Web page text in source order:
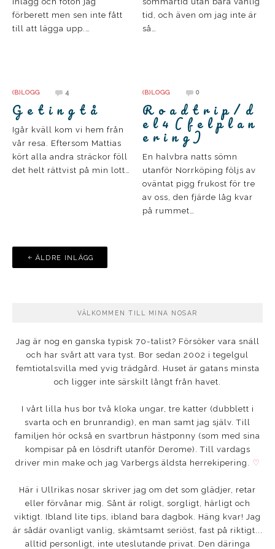
förberett men sen inte fått
till att lägga upp.…
tid, och även om jag inte är
så…
(B)LOGG 4
G e t i n g t å
Igår kväll kom vi hem från
vår resa. Eftersom Mattias
kört alla andra sträckor föll
det helt rättvist på min lott…
(B)LOGG 0
R o a d t r i p / d
e l 4 ( f e l p l a n
e r i n g )
En halvbra natts sömn
utanför Norrköping följs av
oväntat pigg frukost för tre
av oss, den fjärde låg kvar
på rummet…
Inläggsnavigering
ÄLDRE INLÄGG
VÄLKOMMEN TILL MINA NOSAR
Jag är nog en ganska typisk 70-talist? Försöker vara snäll
och har svårt att vara tyst. Bor sedan 2002 i tegelgul
femtiotalsvilla med yvig trädgård. Huset är gatans minsta
och ligger inte särskilt långt från havet.
I vårt lilla hus bor två kloka ungar, tre katter (dubblett i
svarta och en brunrandig), en man samt jag själv. Till
familjen hör också en svartbrun hästponny (som med sina
kompisar på en lösdrift utanför Derome). Till vardags
driver min make och jag Varbergs äldsta herrekipering. ♡
Här i Ullrikas nosar skriver jag om det som glädjer, retar
eller förvånar mig. Sånt är roligt, sorgligt, härligt och
viktigt. Ibland lite tips, ibland bara dagbok. Häng kvar! Jag
är sådär ovanligt vanlig, skämtsamt seriöst, fast på riktigt...
alltid personligt, inte uteslutande privat. Den däringa